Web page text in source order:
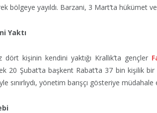
bölgeye yayıldı. Barzani, 3 Mart’ta hükümet
Yaktı
kişinin kendini yaktığı Krallık’ta gençler
20 Şubat’ta başkent Rabat’ta 37 bin kişilik bir
sınırlıydı, yönetim barışçı gösteriye müdahale